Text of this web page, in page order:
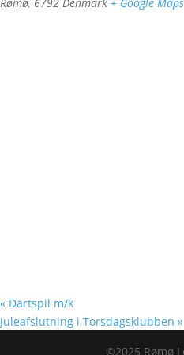
« Dartspil m/k
Juleafslutning i Torsdagsklubben »
©2025 Rømø